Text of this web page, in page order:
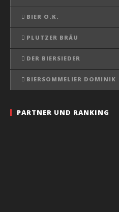
BIER O.K.
PLUTZER BRÄU
DER BIERSIEDER
BIERSOMMELIER DOMINIK
PARTNER UND RANKING